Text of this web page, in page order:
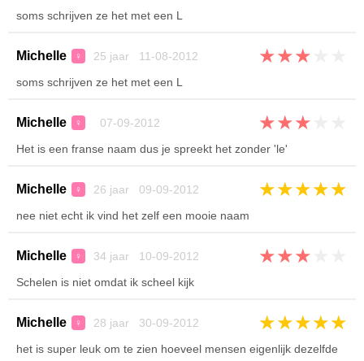
soms schrijven ze het met een L
Michelle ♀ 25 jaar 11-08-2012 ★★★
soms schrijven ze het met een L
Michelle ♀ 07-09-2012 ★★★
Het is een franse naam dus je spreekt het zonder 'le'
Michelle ♀ 26 jaar 09-09-2012 ★★★★★
nee niet echt ik vind het zelf een mooie naam
Michelle ♀ 34 jaar 10-09-2012 ★★★
Schelen is niet omdat ik scheel kijk
Michelle ♀ 28 jaar 30-09-2012 ★★★★★
het is super leuk om te zien hoeveel mensen eigenlijk dezelfde